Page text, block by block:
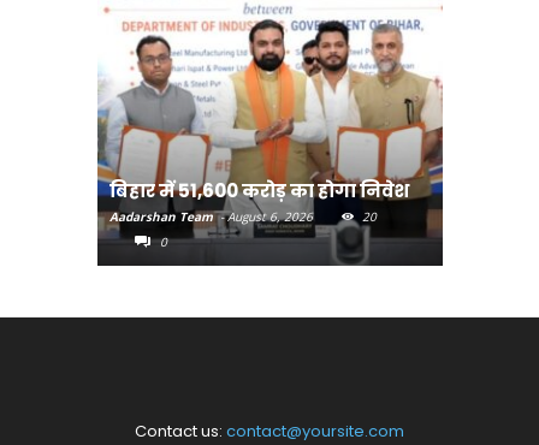
बिहार में 51,600 करोड़ का होगा निवेश
Aadarshan Team - August 6, 2026
20
0
Contact us: contact@yoursite.com